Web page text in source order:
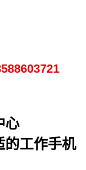
心
的工作手机